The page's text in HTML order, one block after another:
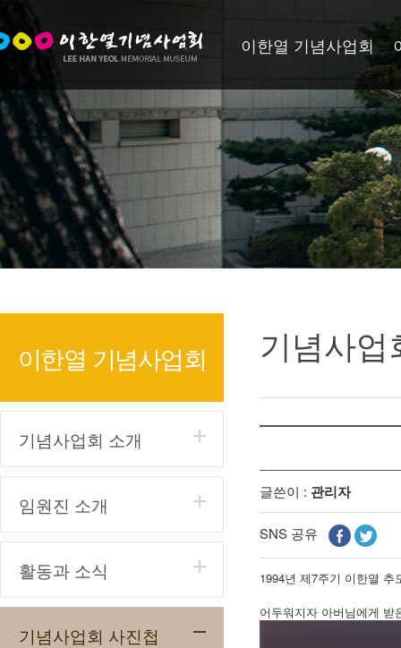
이한열 기념사업회
이한열 기념사업회
기념사업회 소개
임원진 소개
활동과 소식
기념사업회 사진첩
기념사업
글쓴이 : 관리자
SNS 공유
1994년 제7주기 이한열
어두워지자 아버님에게